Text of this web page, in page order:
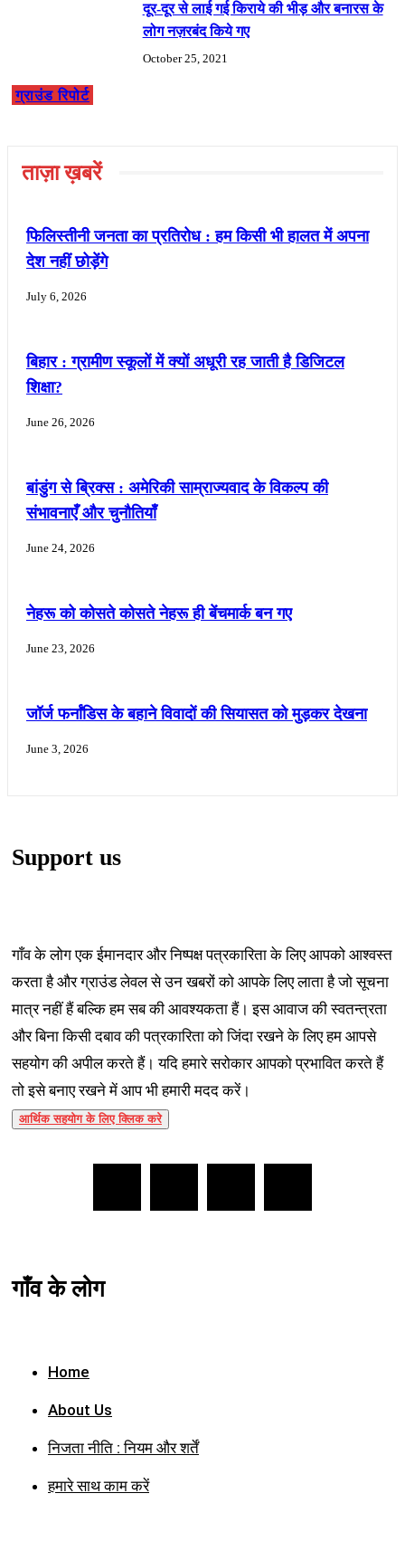
ग्राउंड रिपोर्ट
दूर-दूर से लाई गई किराये की भीड़ और बनारस के
लोग नज़रबंद किये गए
October 25, 2021
ताज़ा ख़बरें
फिलिस्तीनी जनता का प्रतिरोध : हम किसी भी हालत में अपना
देश नहीं छोड़ेंगे
July 6, 2026
बिहार : ग्रामीण स्कूलों में क्यों अधूरी रह जाती है डिजिटल
शिक्षा?
June 26, 2026
बांडुंग से ब्रिक्स : अमेरिकी साम्राज्यवाद के विकल्प की
संभावनाएँ और चुनौतियाँ
June 24, 2026
नेहरू को कोसते कोसते नेहरू ही बेंचमार्क बन गए
June 23, 2026
जॉर्ज फर्नांडिस के बहाने विवादों की सियासत को मुड़कर देखना
June 3, 2026
Support us
गाँव के लोग एक ईमानदार और निष्पक्ष पत्रकारिता के लिए आपको आश्वस्त
करता है और ग्राउंड लेवल से उन खबरों को आपके लिए लाता है जो सूचना
मात्र नहीं हैं बल्कि हम सब की आवश्यकता हैं। इस आवाज की स्वतन्त्रता
और बिना किसी दबाव की पत्रकारिता को जिंदा रखने के लिए हम आपसे
सहयोग की अपील करते हैं। यदि हमारे सरोकार आपको प्रभावित करते हैं
तो इसे बनाए रखने में आप भी हमारी मदद करें।
आर्थिक सहयोग के लिए क्लिक करे
गाँव के लोग
Home
About Us
निजता नीति : नियम और शर्तें
हमारे साथ काम करें